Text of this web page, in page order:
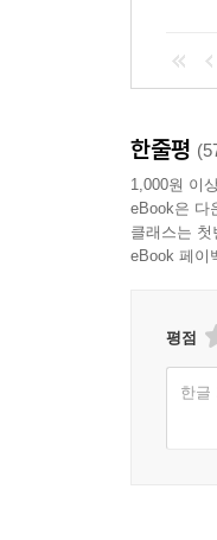
한줄평
1,000원 이
eBook은 다
클래스는
eBook 페이
평점
한글